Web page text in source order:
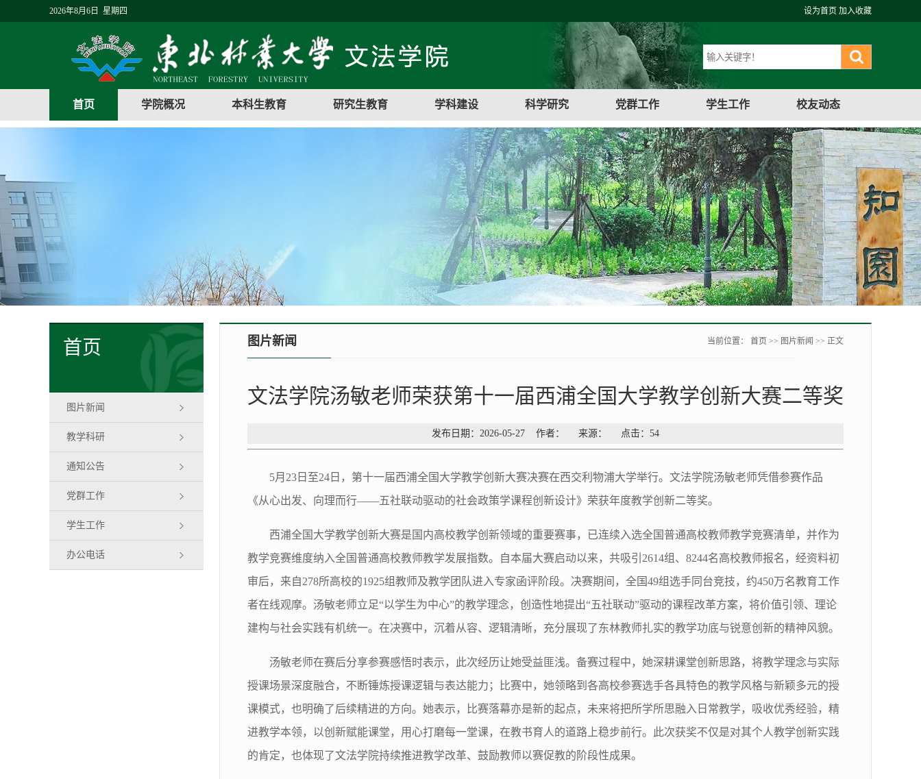
2026年8月6日 星期四 设为首页 加入收藏
首页 学院概况 本科生教育 研究生教育 学科建设 科学研究 党群工作 学生工作 校友动态
首页
图片新闻
教学科研
通知公告
党群工作
学生工作
办公电话
图片新闻 当前位置： 首页 >> 图片新闻 >> 正文
文法学院汤敏老师荣获第十一届西浦全国大学教学创新大赛二等奖
发布日期：2026-05-27 作者： 来源： 点击： 54
5月23日至24日，第十一届西浦全国大学教学创新大赛决赛在西交利物浦大学举行。文法学院汤敏老师凭借参赛作品
《从心出发、向理而行——五社联动驱动的社会政策学课程创新设计》荣获年度教学创新二等奖。
西浦全国大学教学创新大赛是国内高校教学创新领域的重要赛事，已连续入选全国普通高校教师教学竞赛清单，并作为
教学竞赛维度纳入全国普通高校教师教学发展指数。自本届大赛启动以来，共吸引2614组、8244名高校教师报名，经资料初
审后，来自278所高校的1925组教师及教学团队进入专家函评阶段。决赛期间，全国49组选手同台竞技，约450万名教育工作
者在线观摩。汤敏老师立足“以学生为中心”的教学理念，创造性地提出“五社联动”驱动的课程改革方案，将价值引领、理论
建构与社会实践有机统一。在决赛中，沉着从容、逻辑清晰，充分展现了东林教师扎实的教学功底与锐意创新的精神风貌。
汤敏老师在赛后分享参赛感悟时表示，此次经历让她受益匪浅。备赛过程中，她深耕课堂创新思路，将教学理念与实际
授课场景深度融合，不断锤炼授课逻辑与表达能力；比赛中，她领略到各高校参赛选手各具特色的教学风格与新颖多元的授
课模式，也明确了后续精进的方向。她表示，比赛落幕亦是新的起点，未来将把所学所思融入日常教学，吸收优秀经验，精
进教学本领，以创新赋能课堂，用心打磨每一堂课，在教书育人的道路上稳步前行。此次获奖不仅是对其个人教学创新实践
的肯定，也体现了文法学院持续推进教学改革、鼓励教师以赛促教的阶段性成果。